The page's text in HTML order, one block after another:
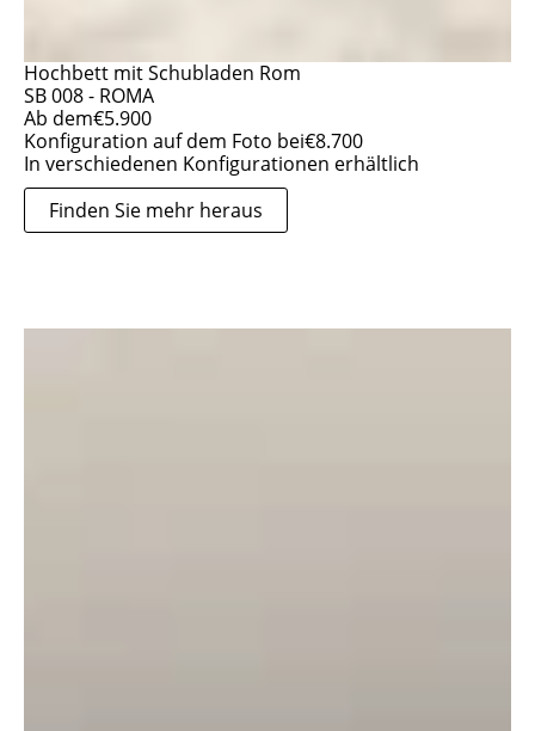
Hochbett mit Schubladen Rom
SB 008 - ROMA
Ab dem€5.900
Konfiguration auf dem Foto bei€8.700
In verschiedenen Konfigurationen erhältlich
Finden Sie mehr heraus